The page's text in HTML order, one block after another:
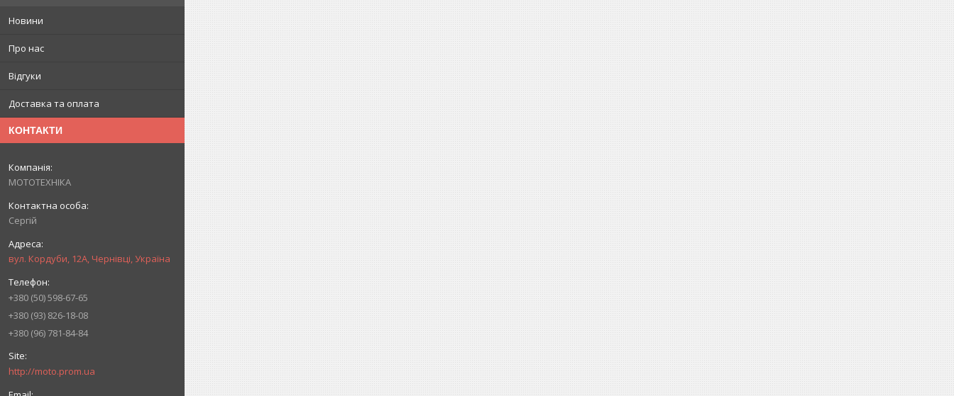
Новини
Про нас
Відгуки
Доставка та оплата
КОНТАКТИ
МОТОТЕХНІКА
Сергій
вул. Кордуби, 12А, Чернівці, Україна
+380 (50) 598-67-65
+380 (93) 826-18-08
+380 (96) 781-84-84
http://moto.prom.ua